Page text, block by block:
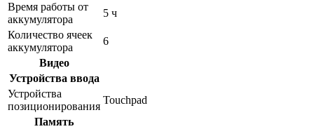
Время работы от
аккумулятора
5 ч
Количество ячеек
аккумулятора
6
Видео
Устройства ввода
Устройства
позиционирования
Touchpad
Память